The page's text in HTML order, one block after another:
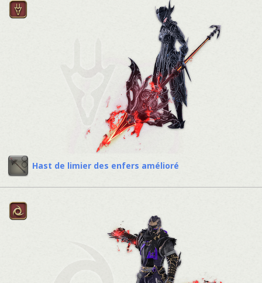
Hast de limier des enfers amélioré